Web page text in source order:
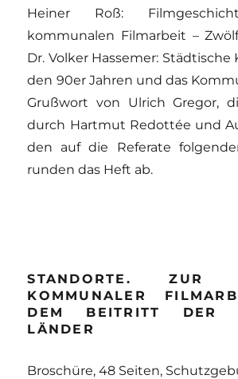
Heiner Roß:
kommunalen Filmarbeit –
Dr. Volker Hassemer:
den 90er Jahren und das
Grußwort von Ulrich Gregor,
durch Hartmut Redottée und
den auf die Referate
runden das Heft ab.
STANDORTE. ZUR
KOMMUNALER
DEM BEITRITT DER
LÄNDER
Broschüre, 48 Seiten,